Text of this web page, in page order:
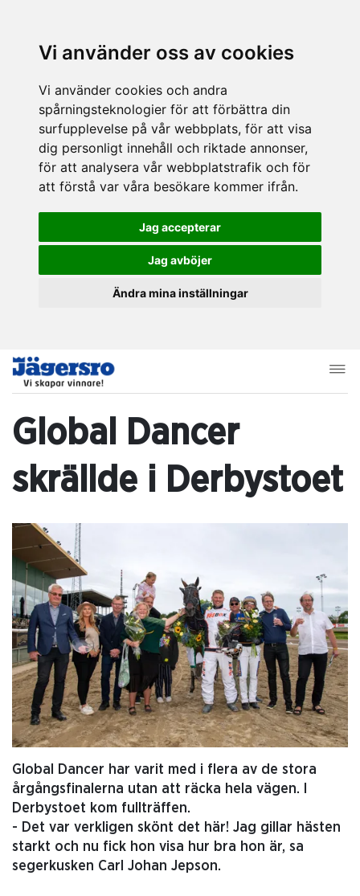
Vi använder oss av cookies
Vi använder cookies och andra
spårningsteknologier för att förbättra din
surfupplevelse på vår webbplats, för att visa
dig personligt innehåll och riktade annonser,
för att analysera vår webbplatstrafik och för
att förstå var våra besökare kommer ifrån.
Jag accepterar
Jag avböjer
Ändra mina inställningar
Global Dancer
skrällde i Derbystoet
Global Dancer har varit med i flera av de stora
årgångsfinalerna utan att räcka hela vägen. I
Derbystoet kom fullträffen.
- Det var verkligen skönt det här! Jag gillar hästen
starkt och nu fick hon visa hur bra hon är, sa
segerkusken Carl Johan Jepson.